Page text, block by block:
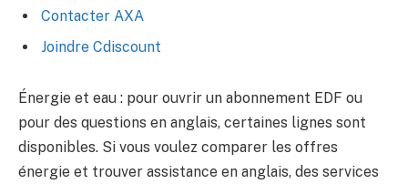
Contacter AXA
Joindre Cdiscount
Énergie et eau : pour ouvrir un abonnement EDF ou
pour des questions en anglais, certaines lignes sont
disponibles. Si vous voulez comparer les offres
énergie et trouver assistance en anglais, des services